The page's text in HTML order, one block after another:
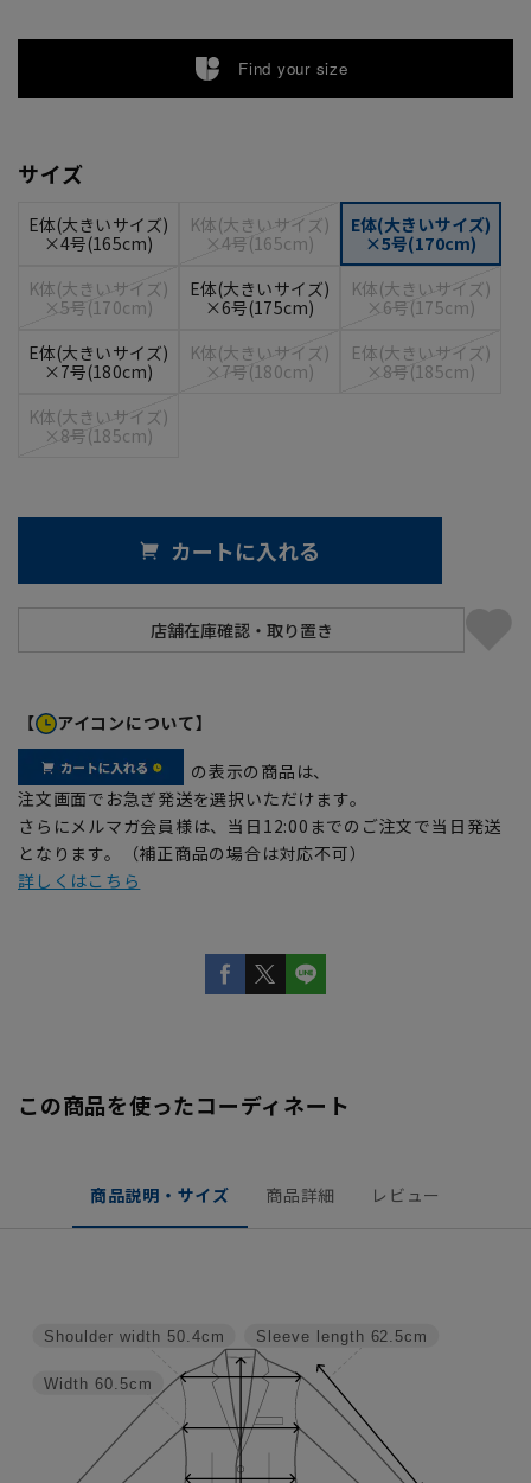
Find your size
サイズ
E体(大きいサイズ)
×4号(165cm)
K体(大きいサイズ)
×4号(165cm)
E体(大きいサイズ)
×5号(170cm)
K体(大きいサイズ)
×5号(170cm)
E体(大きいサイズ)
×6号(175cm)
K体(大きいサイズ)
×6号(175cm)
E体(大きいサイズ)
×7号(180cm)
K体(大きいサイズ)
×7号(180cm)
E体(大きいサイズ)
×8号(185cm)
K体(大きいサイズ)
×8号(185cm)
カートに入れる
【 アイコンについて】
の表示の商品は、
注文画面でお急ぎ発送を選択いただけます。
さらにメルマガ会員様は、当日12:00までのご注文で当日発送
となります。（補正商品の場合は対応不可）
詳しくはこちら
この商品を使ったコーディネート
商品説明・サイズ 商品詳細 レビュー
Sleeve length 62.5cm
Width 60.5cm
Shoulder width 50.4cm